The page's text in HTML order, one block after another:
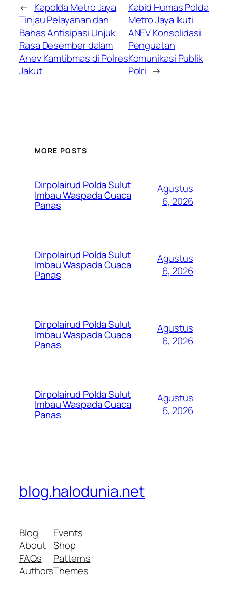
← Kapolda Metro Jaya
Tinjau Pelayanan dan
Bahas Antisipasi Unjuk
Rasa Desember dalam
Anev Kamtibmas di Polres
Jakut
Kabid Humas Polda
Metro Jaya Ikuti
ANEV Konsolidasi
Penguatan
Komunikasi Publik
Polri →
MORE POSTS
Dirpolairud Polda Sulut
Imbau Waspada Cuaca
Panas
Agustus
6, 2026
Dirpolairud Polda Sulut
Imbau Waspada Cuaca
Panas
Agustus
6, 2026
Dirpolairud Polda Sulut
Imbau Waspada Cuaca
Panas
Agustus
6, 2026
Dirpolairud Polda Sulut
Imbau Waspada Cuaca
Panas
Agustus
6, 2026
blog.halodunia.net
Blog
About
FAQs
Authors
Events
Shop
Patterns
Themes